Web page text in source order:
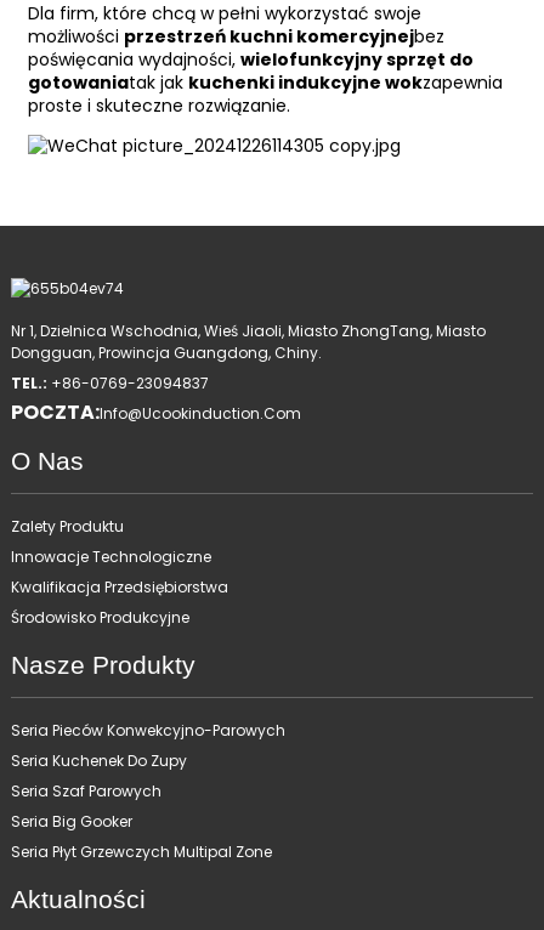
Dla firm, które chcą w pełni wykorzystać swoje
możliwości przestrzeń kuchni komercyjnejbez
poświęcania wydajności, wielofunkcyjny sprzęt do
gotowaniatak jak kuchenki indukcyjne wokzapewnia
proste i skuteczne rozwiązanie.
Nr 1, Dzielnica Wschodnia, Wieś Jiaoli, Miasto ZhongTang, Miasto
Dongguan, Prowincja Guangdong, Chiny.
TEL.: +86-0769-23094837
POCZTA:Info@ucookinduction.com
O Nas
Zalety Produktu
Innowacje Technologiczne
Kwalifikacja Przedsiębiorstwa
Środowisko Produkcyjne
Nasze Produkty
Seria Pieców Konwekcyjno-Parowych
Seria Kuchenek Do Zupy
Seria Szaf Parowych
Seria Big Gooker
Seria Płyt Grzewczych Multipal Zone
Aktualności